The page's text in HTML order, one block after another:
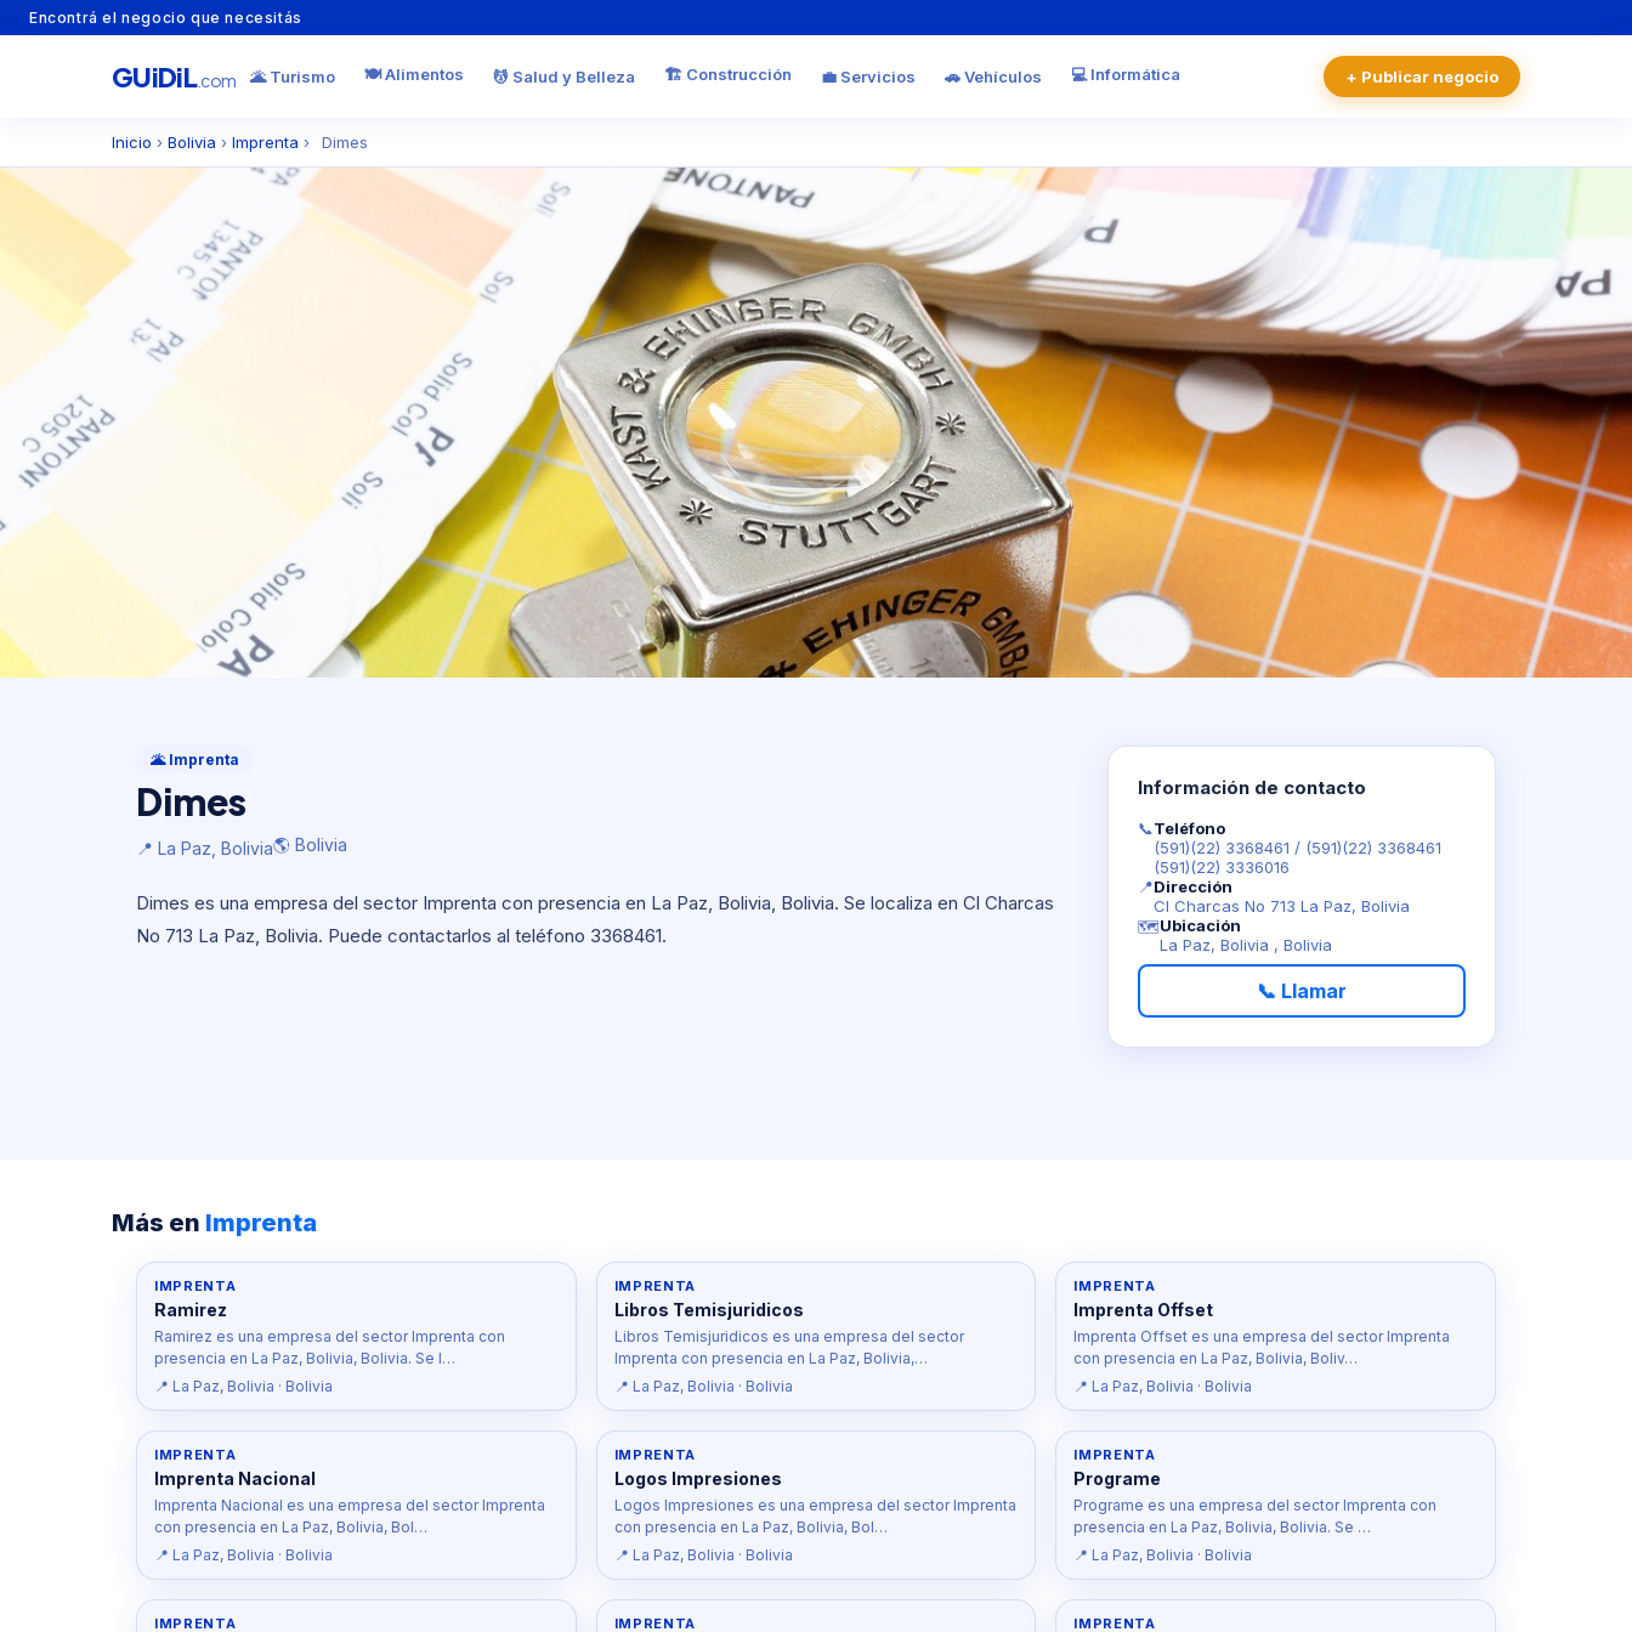
Encontrá el negocio que necesitás
GUiDiL.com 🌋 Turismo 🍽️ Alimentos 💆 Salud y Belleza 🏗️ Construcción 💼 Servicios 🚗 Vehículos 💻 Informática + Publicar negocio
Inicio › Bolivia › Imprenta › Dimes
Dimes
🌎 Bolivia
🌋 Imprenta
Dimes
📍 La Paz, Bolivia🌎 Bolivia
Dimes es una empresa del sector Imprenta con presencia en La Paz, Bolivia, Bolivia. Se localiza en Cl Charcas
No 713 La Paz, Bolivia. Puede contactarlos al teléfono 3368461.
Información de contacto
📞Teléfono
(591)(22) 3368461 / (591)(22) 3368461
(591)(22) 3336016
📍Dirección
Cl Charcas No 713 La Paz, Bolivia
🗺️Ubicación
La Paz, Bolivia , Bolivia
📞 Llamar
Más en Imprenta
IMPRENTA
Ramirez
Ramirez es una empresa del sector Imprenta con
presencia en La Paz, Bolivia, Bolivia. Se l…
📍 La Paz, Bolivia · Bolivia
IMPRENTA
Libros Temisjuridicos
Libros Temisjuridicos es una empresa del sector
Imprenta con presencia en La Paz, Bolivia,…
📍 La Paz, Bolivia · Bolivia
IMPRENTA
Imprenta Offset
Imprenta Offset es una empresa del sector Imprenta
con presencia en La Paz, Bolivia, Boliv…
📍 La Paz, Bolivia · Bolivia
IMPRENTA
Imprenta Nacional
Imprenta Nacional es una empresa del sector Imprenta
con presencia en La Paz, Bolivia, Bol…
📍 La Paz, Bolivia · Bolivia
IMPRENTA
Logos Impresiones
Logos Impresiones es una empresa del sector Imprenta
con presencia en La Paz, Bolivia, Bol…
📍 La Paz, Bolivia · Bolivia
IMPRENTA
Programe
Programe es una empresa del sector Imprenta con
presencia en La Paz, Bolivia, Bolivia. Se …
📍 La Paz, Bolivia · Bolivia
IMPRENTA IMPRENTA IMPRENTA